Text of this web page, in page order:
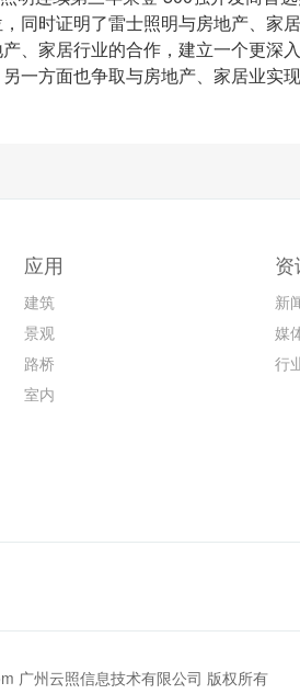
同时证明了雷士照明与房地产、家
、家居行业的合作，建立一个更深
一方面也争取与房地产、家居业实现
应用
建筑
景观
路桥
室内
新
媒
行
广州云照信息技术有限公司 版权所有